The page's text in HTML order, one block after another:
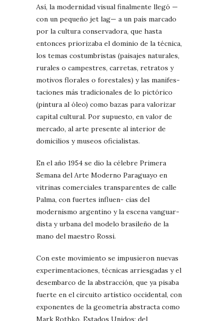
Así, la modernidad visual finalmente llegó —
con un pequeño jet lag— a un país marcado
por la cultura conservadora, que hasta
entonces priorizaba el dominio de la técnica,
los temas costumbristas (paisajes naturales,
rurales o campestres, carretas, retratos y
motivos florales o forestales) y las manifes-
taciones más tradicionales de lo pictórico
(pintura al óleo) como bazas para valorizar
capital cultural. Por supuesto, en valor de
mercado, al arte presente al interior de
domicilios y museos oficialistas.
En el año 1954 se dio la célebre Primera
Semana del Arte Moderno Paraguayo en
vitrinas comerciales transparentes de calle
Palma, con fuertes influen- cias del
modernismo argentino y la escena vanguar-
dista y urbana del modelo brasileño de la
mano del maestro Rossi.
Con este movimiento se impusieron nuevas
experimentaciones, técnicas arriesgadas y el
desembarco de la abstracción, que ya pisaba
fuerte en el circuito artístico occidental, con
exponentes de la geometría abstracta como